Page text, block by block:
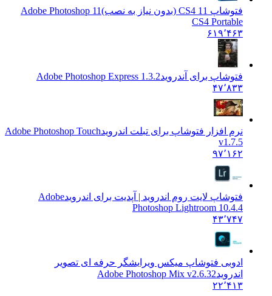
فتوشاپ 11 CS4 (بدون نیاز به نصب)
11 Adobe Photoshop
CS4 Portable
۶۱۹٬۴۶۳
فتوشاپ برای آندرویدAdobe Photoshop Express 1.3.2
۴۷٬۸۳۳
نرم افزار فتوشاپ برای تبلت اندرویدAdobe Photoshop Touch
v1.7.5
۹۷٬۱۶۲
فتوشاپ لایت روم اندروید | آپدیت برای اندرویدAdobe
Photoshop Lightroom 10.4.4
۴۳٬۷۴۷
ادوبی فتوشاپ میکس ویرایشگر حرفه ای تصویر
اندرویدAdobe Photoshop Mix v2.6.32
۲۲٬۴۱۳